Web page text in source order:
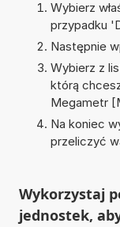
Wybierz
przypadku '
Następnie
Wybierz z
którą
Megametr
Na koniec
przeliczyć
Wykorzystaj
jednostek,